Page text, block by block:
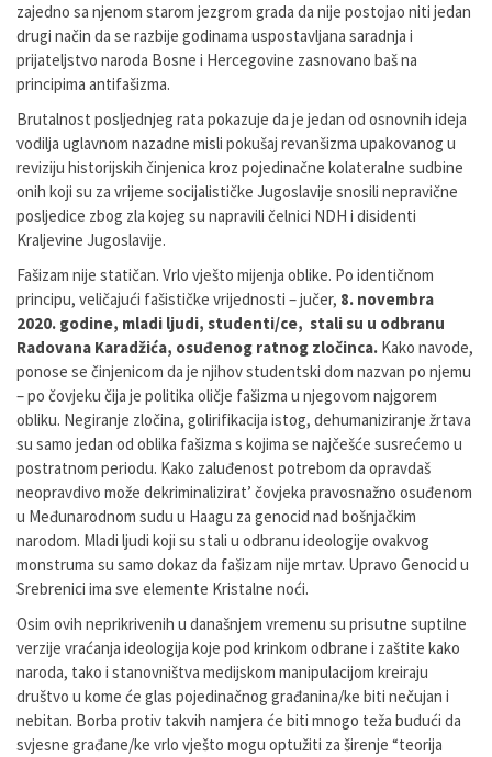
zajedno sa njenom starom jezgrom grada da nije postojao niti jedan
drugi način da se razbije godinama uspostavljana saradnja i
prijateljstvo naroda Bosne i Hercegovine zasnovano baš na
principima antifašizma.
Brutalnost posljednjeg rata pokazuje da je jedan od osnovnih ideja
vodilja uglavnom nazadne misli pokušaj revanšizma upakovanog u
reviziju historijskih činjenica kroz pojedinačne kolateralne sudbine
onih koji su za vrijeme socijalističke Jugoslavije snosili nepravične
posljedice zbog zla kojeg su napravili čelnici NDH i disidenti
Kraljevine Jugoslavije.
Fašizam nije statičan. Vrlo vješto mijenja oblike. Po identičnom
principu, veličajući fašističke vrijednosti – jučer, 8. novembra
2020. godine, mladi ljudi, studenti/ce, stali su u odbranu
Radovana Karadžića, osuđenog ratnog zločinca. Kako navode,
ponose se činjenicom da je njihov studentski dom nazvan po njemu
– po čovjeku čija je politika oličje fašizma u njegovom najgorem
obliku. Negiranje zločina, golirifikacija istog, dehumaniziranje žrtava
su samo jedan od oblika fašizma s kojima se najčešće susrećemo u
postratnom periodu. Kako zaluđenost potrebom da opravdaš
neopravdivo može dekriminalizirat’ čovjeka pravosnažno osuđenom
u Međunarodnom sudu u Haagu za genocid nad bošnjačkim
narodom. Mladi ljudi koji su stali u odbranu ideologije ovakvog
monstruma su samo dokaz da fašizam nije mrtav. Upravo Genocid u
Srebrenici ima sve elemente Kristalne noći.
Osim ovih neprikrivenih u današnjem vremenu su prisutne suptilne
verzije vraćanja ideologija koje pod krinkom odbrane i zaštite kako
naroda, tako i stanovništva medijskom manipulacijom kreiraju
društvo u kome će glas pojedinačnog građanina/ke biti nečujan i
nebitan. Borba protiv takvih namjera će biti mnogo teža budući da
svjesne građane/ke vrlo vješto mogu optužiti za širenje “teorija